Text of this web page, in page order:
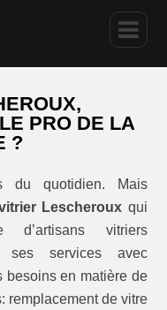
PRO DE LA
?
du quotidien. Mais
Lescheroux qui
vitriers
ses services avec
besoins en matière de
remplacement de vitre